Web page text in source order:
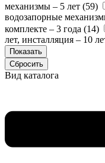
механизмы – 5 лет (59)
водозапорные
комплекте – 3 года (14)
лет, инсталляция – 10
Вид каталога